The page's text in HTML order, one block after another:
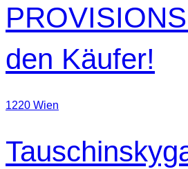
den Käufer!
1220 Wien